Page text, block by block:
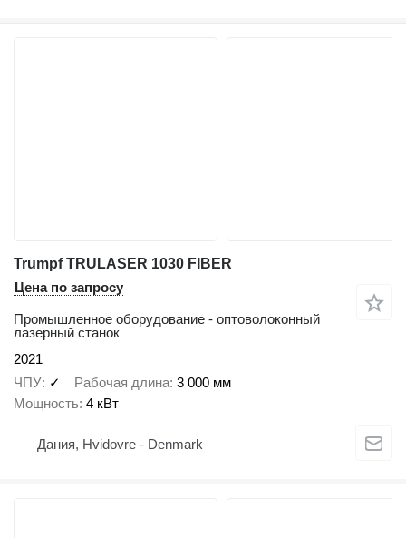
Trumpf TRULASER 1030 FIBER
Цена по запросу
Промышленное оборудование - оптоволоконный
лазерный станок
2021
ЧПУ ✓ Рабочая длина 3 000 мм
Мощность 4 кВт
Дания, Hvidovre - Denmark